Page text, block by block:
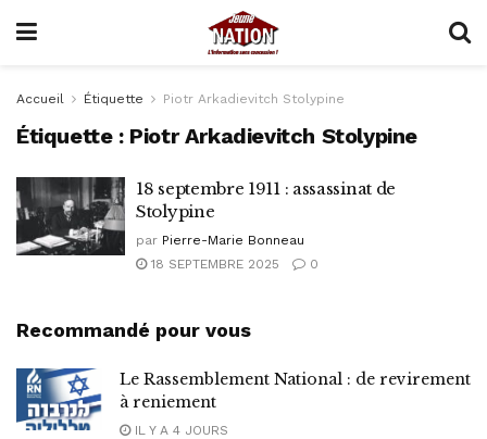
Accueil Étiquette Piotr Arkadievitch Stolypine
Étiquette : Piotr Arkadievitch Stolypine
18 septembre 1911 : assassinat de
Stolypine
par Pierre-Marie Bonneau
18 SEPTEMBRE 2025
0
Recommandé pour vous
Le Rassemblement National : de revirement
à reniement
IL Y A 4 JOURS